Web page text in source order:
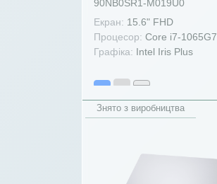
90NB0SR1-M019U0
Екран: 15.6" FHD
Процесор: Core i7-1065G7
Графіка: Intel Iris Plus
Знято з виробництва